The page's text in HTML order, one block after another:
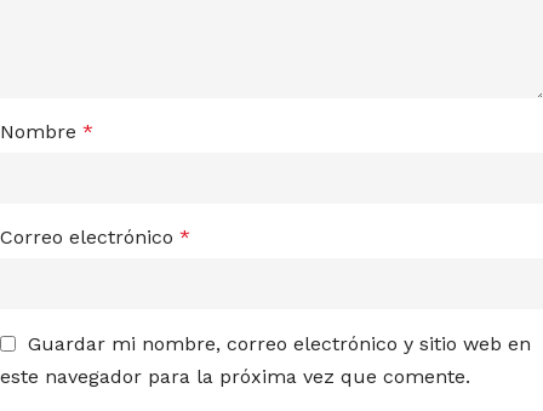
Nombre *
Correo electrónico *
Guardar mi nombre, correo electrónico y sitio web en
este navegador para la próxima vez que comente.